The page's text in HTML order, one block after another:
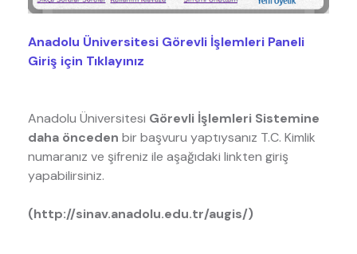
Anadolu Üniversitesi Görevli İşlemleri Paneli
Giriş için Tıklayınız
Anadolu Üniversitesi Görevli İşlemleri Sistemine
daha önceden bir başvuru yaptıysanız T.C. Kimlik
numaranız ve şifreniz ile aşağıdaki linkten giriş
yapabilirsiniz.
(http://sinav.anadolu.edu.tr/augis/)